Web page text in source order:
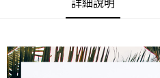
結帳頁面，進行簡訊認證並確認金額
ATM／網路銀行／等多元方式進行付款
※ 請注意：結帳手續完成當下不需立刻
購買商品的店家。未經商家同意取消之
宅配
每筆NT$80，滿NT$1,200(含以上)
詳細說明